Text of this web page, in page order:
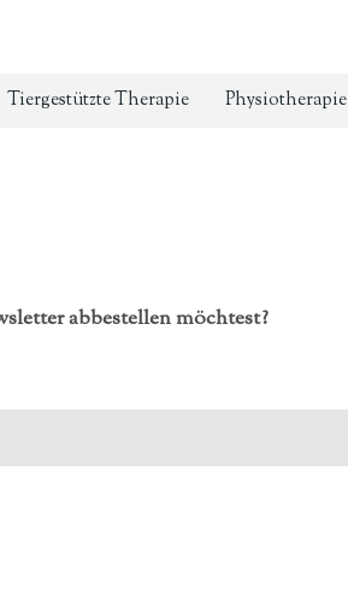
Tiergestützte Therapie Physiotherapie
abbestellen möchtest?